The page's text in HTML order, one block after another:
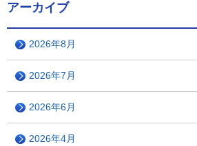
アーカイブ
2026年8月
2026年7月
2026年6月
2026年4月